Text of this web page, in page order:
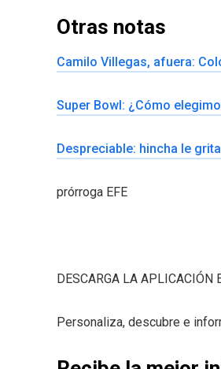
Otras notas
Camilo Villegas, afuera:
Super Bowl: ¿Cómo
Despreciable: hincha le
prórroga EFE
DESCARGA LA APLICACIÓN
Personaliza, descubre e